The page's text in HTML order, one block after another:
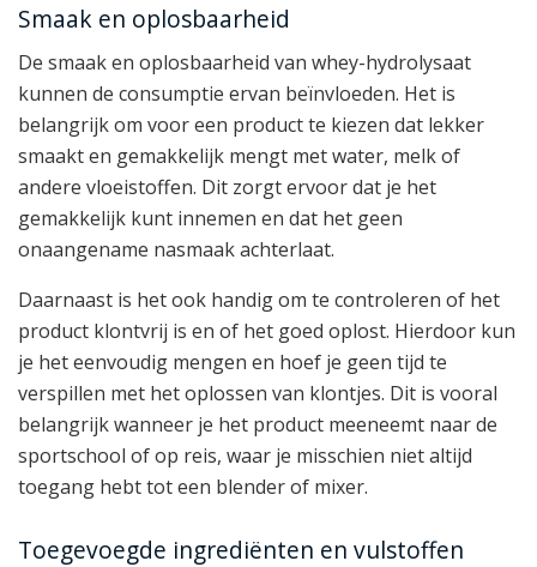
Smaak en oplosbaarheid
De smaak en oplosbaarheid van whey-hydrolysaat
kunnen de consumptie ervan beïnvloeden. Het is
belangrijk om voor een product te kiezen dat lekker
smaakt en gemakkelijk mengt met water, melk of
andere vloeistoffen. Dit zorgt ervoor dat je het
gemakkelijk kunt innemen en dat het geen
onaangename nasmaak achterlaat.
Daarnaast is het ook handig om te controleren of het
product klontvrij is en of het goed oplost. Hierdoor kun
je het eenvoudig mengen en hoef je geen tijd te
verspillen met het oplossen van klontjes. Dit is vooral
belangrijk wanneer je het product meeneemt naar de
sportschool of op reis, waar je misschien niet altijd
toegang hebt tot een blender of mixer.
Toegevoegde ingrediënten en vulstoffen